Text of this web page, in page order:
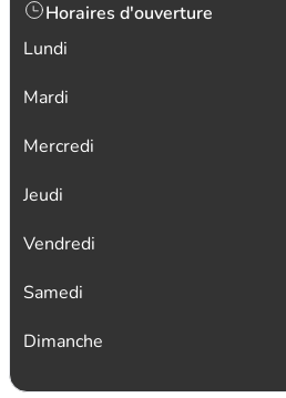
Horaires d'ouverture
Lundi
Mardi
Mercredi
Jeudi
Vendredi
Samedi
Dimanche